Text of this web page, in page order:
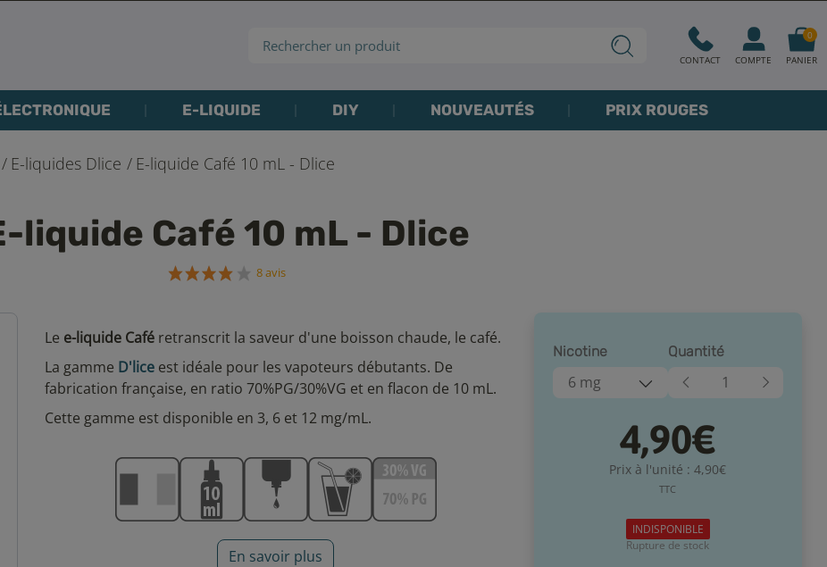
CONTACT COMPTE PANIER
0
E-LIQUIDE DIY NOUVEAUTÉS PRIX ROUGES
E-liquides Dlice E-liquide Café 10 mL - Dlice
liquide Café 10 mL - Dlice
8 avis
Le e-liquide Caféretranscrit la saveur d'une boisson chaude, le café.
La gamme D'liceest idéale pour les vapoteurs débutants. De
fabrication française, en ratio 70%PG/30%VG et en flacon de 10 mL.
Cette gamme est disponible en 3, 6 et 12 mg/mL.
En savoir plus
Nicotine
6 mg
Quantité
4,90€
Prix à l'unité : 4,90€
TTC
INDISPONIBLE
Rupture de stock